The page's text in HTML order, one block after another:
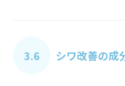
3.6 シワ改善の成